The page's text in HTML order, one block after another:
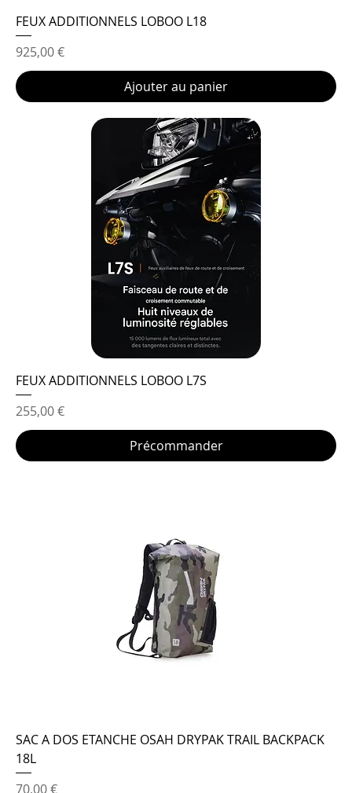
FEUX ADDITIONNELS LOBOO L18
Prix
925,00 €
Ajouter au panier
FEUX ADDITIONNELS LOBOO L7S
Prix
255,00 €
Précommander
SAC A DOS ETANCHE OSAH DRYPAK TRAIL BACKPACK
18L
Prix
70,00 €